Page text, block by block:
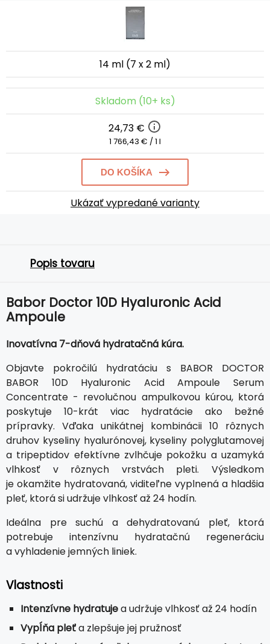
14 ml (7 x 2 ml)
Skladom (10+ ks)
24,73 €
1 766,43 € / 1 l
DO KOŠÍKA
Ukázať vypredané varianty
Popis tovaru
Babor Doctor 10D Hyaluronic Acid
Ampoule
Inovatívna 7-dňová hydratačná kúra.
Objavte pokročilú hydratáciu s BABOR DOCTOR
BABOR 10D Hyaluronic Acid Ampoule Serum
Concentrate - revolučnou ampulkovou kúrou, ktorá
poskytuje 10-krát viac hydratácie ako bežné
prípravky. Vďaka unikátnej kombinácii 10 rôznych
druhov kyseliny hyalurónovej, kyseliny polyglutamovej
a tripeptidov efektívne zvlhčuje pokožku a uzamyká
vlhkosť v rôznych vrstvách pleti. Výsledkom
je okamžite hydratovaná, viditeľne vyplnená a hladšia
pleť, ktorá si udržuje vlhkosť až 24 hodín.
Ideálna pre suchú a dehydratovanú pleť, ktorá
potrebuje intenzívnu hydratačnú regeneráciu
a vyhladenie jemných liniek.
Vlastnosti
Intenzívne hydratujea udržuje vlhkosť až 24 hodín
Vypĺňa pleťa zlepšuje jej pružnosť